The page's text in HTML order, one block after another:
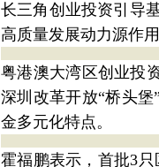
长三角创业投资引导
高质量发展动力源作
粤港澳大湾区创业投
深圳改革开放“桥头
金多元化特点。
霍福鹏表示，首批3